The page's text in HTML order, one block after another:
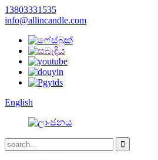
13803331535
info@allincandle.com
English